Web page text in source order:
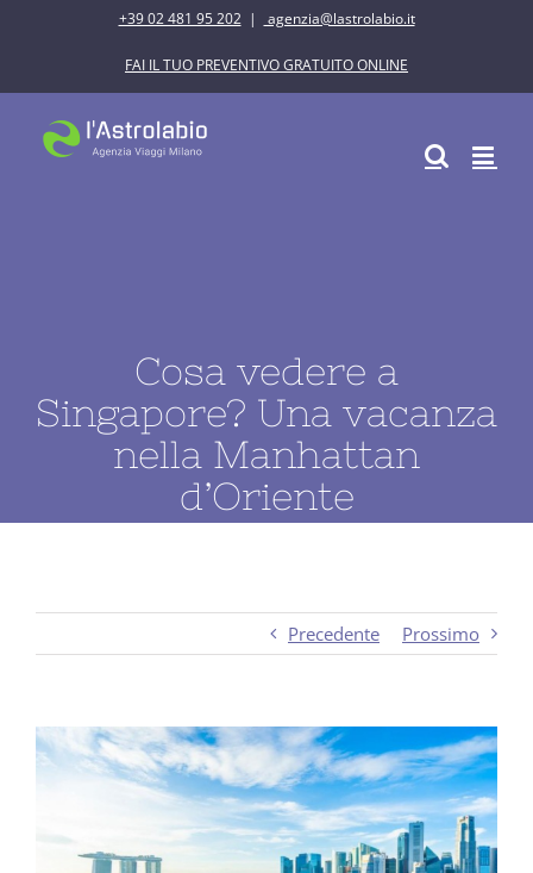
contenuto
+39 02 481 95 202 | agenzia@lastrolabio.it
FAI IL TUO PREVENTIVO GRATUITO ONLINE
Cosa vedere a
Singapore? Una vacanza
nella Manhattan
d’Oriente
Precedente Prossimo
Ingrandisci
immagine